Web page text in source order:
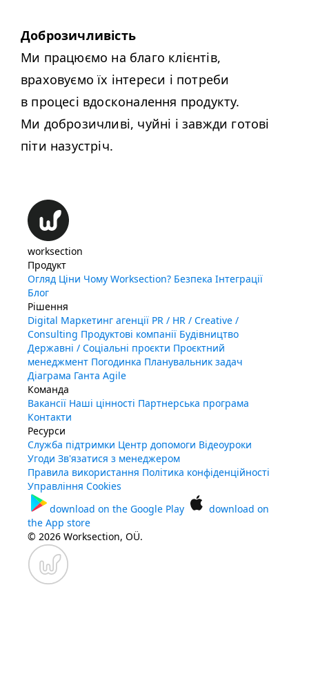
Доброзичливість
Ми працюємо на благо клієнтів,
враховуємо їх інтереси і потреби
в процесі вдосконалення продукту.
Ми доброзичливі, чуйні і завжди готові
піти назустріч.
worksection
Продукт
Огляд Ціни Чому Worksection? Безпека Інтеграції
Блог
Рішення
Digital Маркетинг агенції PR / HR / Creative /
Consulting Продуктові компанії Будівництво
Державні / Соціальні проєкти Проєктний
менеджмент Погодинка Планувальник задач
Діаграма Ганта Agile
Команда
Вакансії Наші цінності Партнерська програма
Контакти
Ресурси
Служба підтримки Центр допомоги Відеоуроки
Угоди Зв'язатися з менеджером
Правила використання Політика конфіденційності
Управління Cookies
download on the Google Play
download on
the App store
© 2026 Worksection, OÜ.